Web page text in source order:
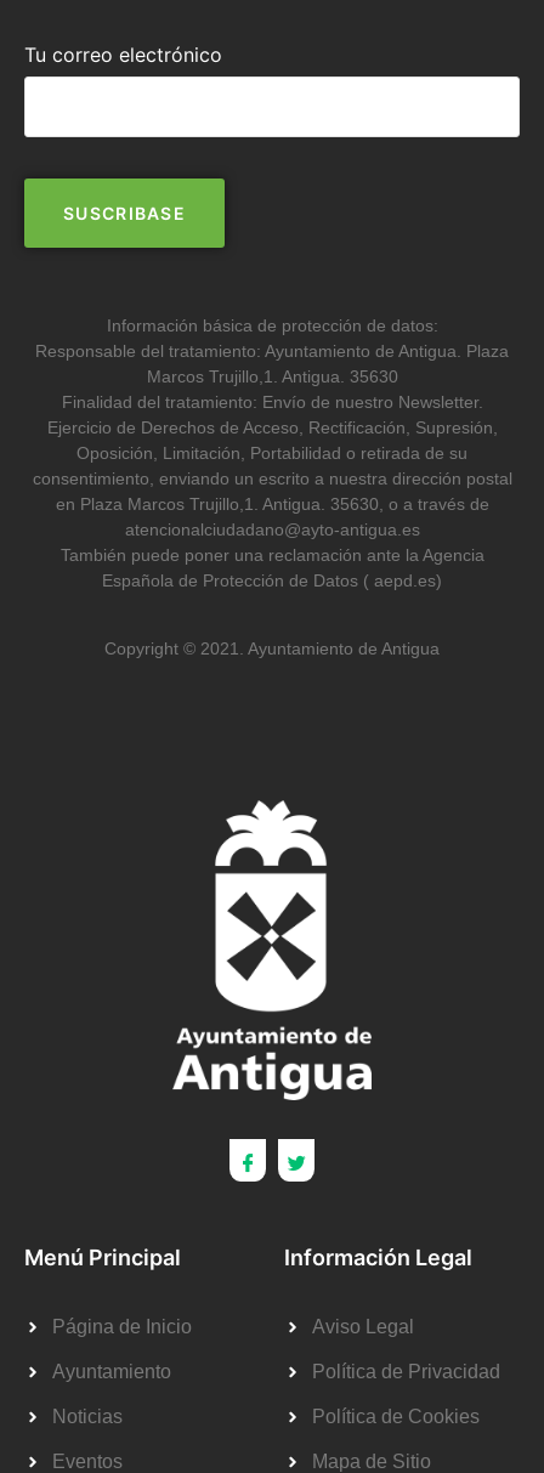
Tu correo electrónico
Información básica de protección de datos:
Responsable del tratamiento: Ayuntamiento de Antigua. Plaza
Marcos Trujillo,1. Antigua. 35630
Finalidad del tratamiento: Envío de nuestro Newsletter.
Ejercicio de Derechos de Acceso, Rectificación, Supresión,
Oposición, Limitación, Portabilidad o retirada de su
consentimiento, enviando un escrito a nuestra dirección postal
en Plaza Marcos Trujillo,1. Antigua. 35630, o a través de
atencionalciudadano@ayto-antigua.es
También puede poner una reclamación ante la Agencia
Española de Protección de Datos ( aepd.es)
Copyright © 2021. Ayuntamiento de Antigua
Menú Principal
Página de Inicio
Ayuntamiento
Noticias
Eventos
Información Legal
Aviso Legal
Política de Privacidad
Política de Cookies
Mapa de Sitio